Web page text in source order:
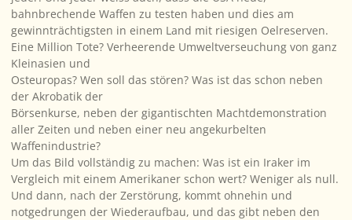
bahnbrechende Waffen zu testen haben und dies am
gewinnträchtigsten in einem Land mit riesigen Oelreserven.
Eine Million Tote? Verheerende Umweltverseuchung von ganz
Kleinasien und
Osteuropas? Wen soll das stören? Was ist das schon neben
der Akrobatik der
Börsenkurse, neben der gigantischten Machtdemonstration
aller Zeiten und neben einer neu angekurbelten
Waffenindustrie?
Um das Bild vollständig zu machen: Was ist ein Iraker im
Vergleich mit einem Amerikaner schon wert? Weniger als null.
Und dann, nach der Zerstörung, kommt ohnehin und
notgedrungen der Wiederaufbau, und das gibt neben den